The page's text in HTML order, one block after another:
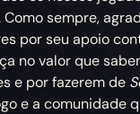
sempre,
por seu apoio
no valor que
e por fazerem de
e a comunidade